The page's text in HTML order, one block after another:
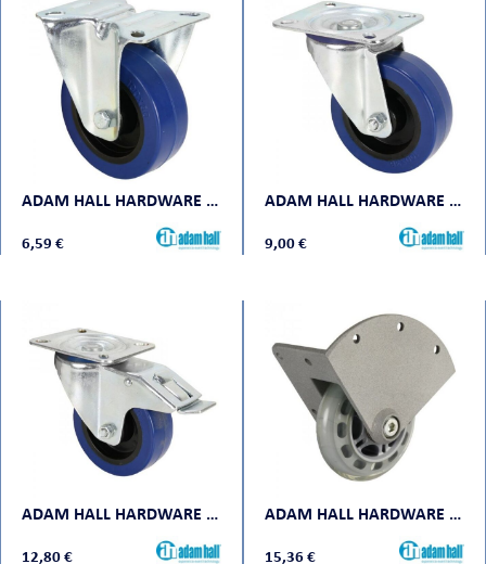
ADAM HALL HARDWARE 372141
6,59 €
ADAM HALL HARDWARE 372151
9,00 €
ADAM HALL HARDWARE 372191
12,80 €
ADAM HALL HARDWARE 37450S
15,36 €